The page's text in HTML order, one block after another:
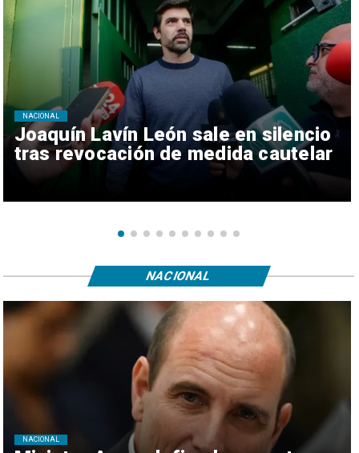
Joaquín Lavín León sale en silencio
tras revocación de medida cautelar
NACIONAL
NACIONAL
NACIONAL